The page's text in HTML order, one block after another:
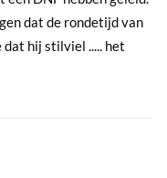
dat de rondetijd van
hij stilviel ..... het